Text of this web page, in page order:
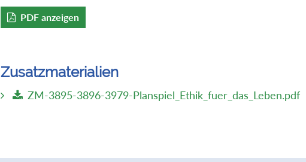
PDF anzeigen
Zusatzmaterialien
ZM-3895-3896-3979-Planspiel_Ethik_fuer_das_Leben.pdf